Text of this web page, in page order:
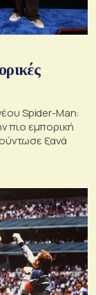
Spider-Man:
πιο εμπορική
ξανά